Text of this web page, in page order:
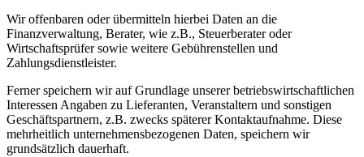
Wir offenbaren oder übermitteln hierbei Daten an die
Finanzverwaltung, Berater, wie z.B., Steuerberater oder
Wirtschaftsprüfer sowie weitere Gebührenstellen und
Zahlungsdienstleister.
Ferner speichern wir auf Grundlage unserer betriebswirtschaftlichen
Interessen Angaben zu Lieferanten, Veranstaltern und sonstigen
Geschäftspartnern, z.B. zwecks späterer Kontaktaufnahme. Diese
mehrheitlich unternehmensbezogenen Daten, speichern wir
grundsätzlich dauerhaft.